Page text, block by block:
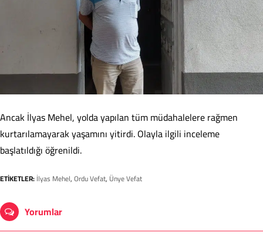
Ancak İlyas Mehel, yolda yapılan tüm müdahalelere rağmen
kurtarılamayarak yaşamını yitirdi. Olayla ilgili inceleme
başlatıldığı öğrenildi.
ETİKETLER:İlyas Mehel,Ordu Vefat, Ünye Vefat
Yorumlar